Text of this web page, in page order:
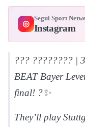
◎
Segui Sport
Instagram
??? ???????? |
BEAT Bayer
final! ?✨
They’ll play